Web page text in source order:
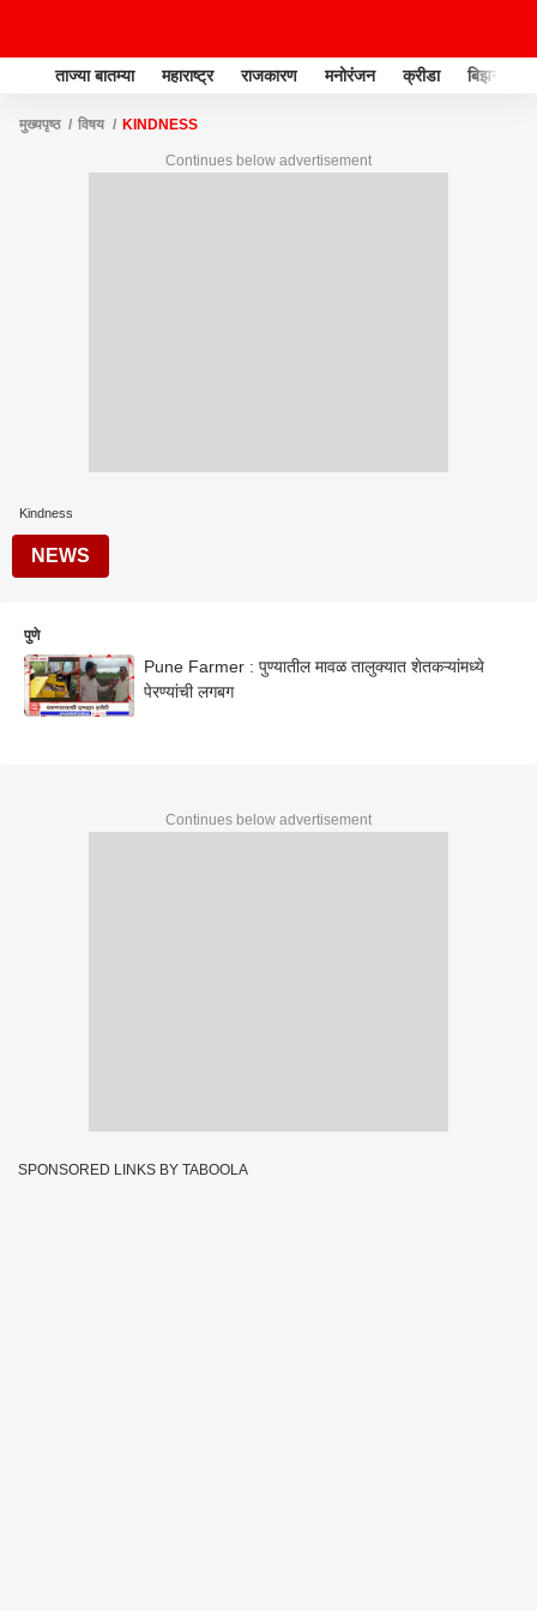
ताज्या बातम्या महाराष्ट्र राजकारण मनोरंजन क्रीडा बिझनेस
मुख्यपृष्ठ विषय KINDNESS
Continues below advertisement
Kindness
NEWS
पुणे
Pune Farmer : पुण्यातील मावळ तालुक्यात शेतकऱ्यांमध्ये
पेरण्यांची लगबग
Continues below advertisement
SPONSORED LINKS BY TABOOLA